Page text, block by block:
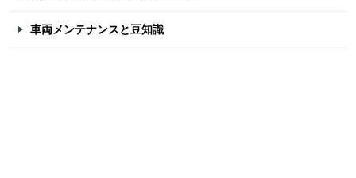
車両メンテナンスと豆知識